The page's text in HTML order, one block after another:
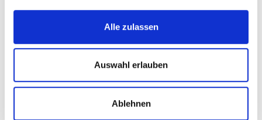
Alle zulassen
Auswahl erlauben
Ablehnen